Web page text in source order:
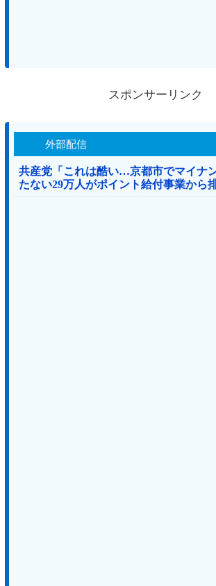
スポンサーリンク
外部配信
共産党「これは酷い…京都市でマイナ
たない29万人がポイント給付事業から